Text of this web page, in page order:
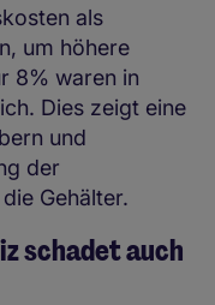
als
um höhere
8% waren in
Dies zeigt eine
und
der
Gehälter.
schadet auch